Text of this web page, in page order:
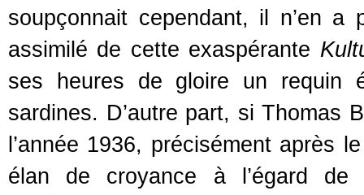
soupçonnait cependant, il n’en
assimilé de cette exaspérante
ses heures de gloire un requin
sardines. D’autre part, si Thomas
l’année 1936, précisément après
élan de croyance à l’égard de